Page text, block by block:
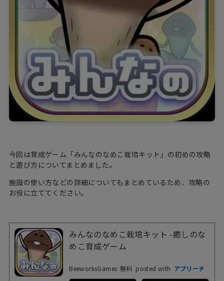
今回は育成ゲーム「みんなのなめこ栽培キット」の初めの攻略
と遊び方についてまとめました。
施設の使い方などの詳細についてもまとめているため、攻略の
お役に立ててください。
みんなのなめこ栽培キット -癒しのな
めこ育成ゲーム
BeeworksGames 無料 posted with アプリーチ